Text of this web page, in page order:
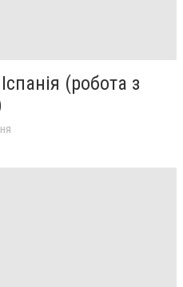
(робота з